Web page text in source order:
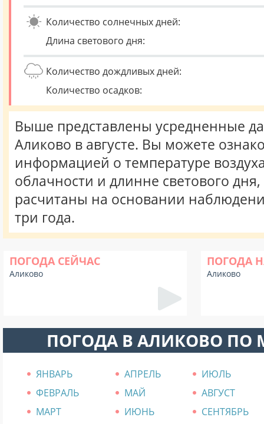
Количество солнечных дней:
Длина светового дня:
Количество дождливых дней:
Количество осадков:
Выше представлены усредненные
Аликово в августе. Вы можете
информацией о температуре
облачности и длинне светового
расчитаны на основании
три года.
ПОГОДА СЕЙЧАС
Аликово
ПОГОДА
Аликово
ПОГОДА В АЛИКОВО ПО
ЯНВАРЬ АПРЕЛЬ
ИЮЛЬ
ФЕВРАЛЬ
МАЙ
АВГУСТ
МАРТ
ИЮНЬ СЕНТЯБРЬ